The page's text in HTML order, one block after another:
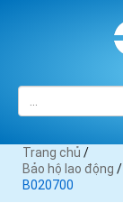
Trang chủ /
Bảo hộ lao động /
B020700